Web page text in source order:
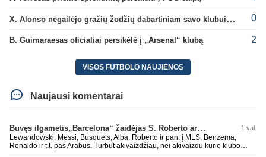
X. Alonso negailėjo gražių žodžių dabartiniam savo klubui „Chelsea“ 0
B. Guimaraesas oficialiai persikėlė į „Arsenal“ klubą 2
VISOS FUTBOLO NAUJIENOS
Naujausi komentarai
Buvęs ilgametis„Barcelona“ žaidėjas S. Roberto artėja link persikėlimo į MLS 1 val.
Lewandowski, Messi, Busquets, Alba, Roberto ir pan. į MLS, Benzema,
Ronaldo ir t.t. pas Arabus. Turbūt akivaizdžiau, nei akivaizdu kurio klubo